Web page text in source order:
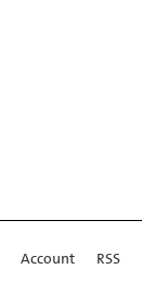
Account RSS